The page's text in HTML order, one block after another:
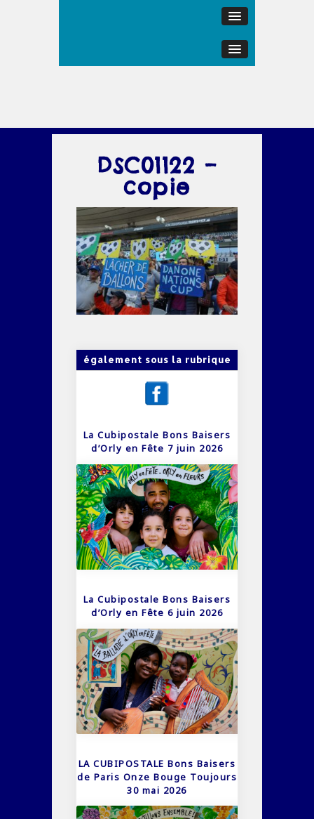
DSC01122 –
copie
également sous la rubrique
La Cubipostale Bons Baisers
d’Orly en Fête 7 juin 2026
La Cubipostale Bons Baisers
d’Orly en Fête 6 juin 2026
LA CUBIPOSTALE Bons Baisers
de Paris Onze Bouge Toujours
30 mai 2026